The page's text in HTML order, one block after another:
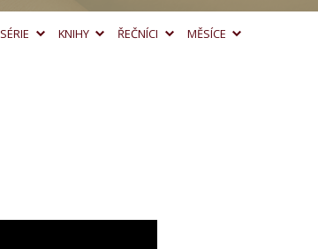
SÉRIE KNIHY ŘEČNÍCI MĚSÍCE